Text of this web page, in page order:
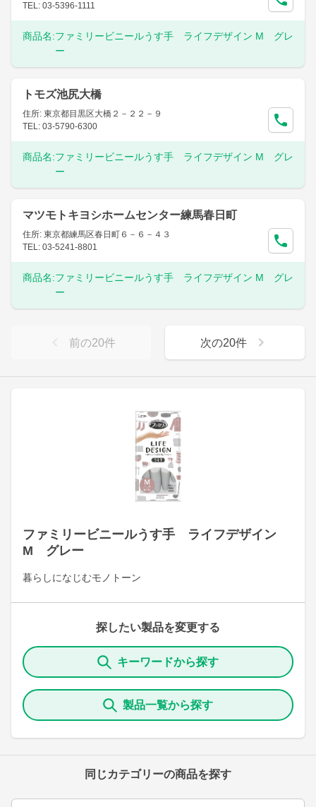
ファミリービニールうす手 ライフデザイン
M グレー
暮らしになじむモノトーン
探したい製品を変更する
キーワードから探す
製品一覧から探す
同じカテゴリーの商品を探す
TEL: 03-5396-1111
商品名:ファミリービニールうす手 ライフデザイン M グレ
ー
トモズ池尻大橋
住所: 東京都目黒区大橋２－２２－９
TEL: 03-5790-6300
商品名:ファミリービニールうす手 ライフデザイン M グレ
ー
マツモトキヨシホームセンター練馬春日町
住所: 東京都練馬区春日町６－６－４３
TEL: 03-5241-8801
商品名:ファミリービニールうす手 ライフデザイン M グレ
ー
前の20件 次の20件